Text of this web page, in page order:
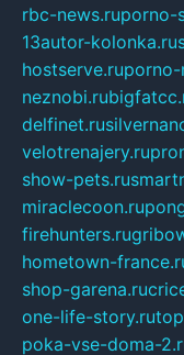
rbc-news.ruporno-
13autor-kolonka.ru
hostserve.ruporno-
neznobi.ru
delfinet.ru
velotrenajery.ru
show-pets.ru
miraclecoon.ru
firehunters.ru
hometown-
shop-garena.ru
one-life-story.ru
poka-vse-doma-